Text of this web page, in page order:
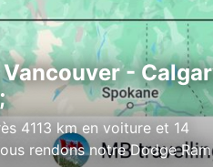
-
4113 km en voiture et 14
rendons notre Dodge Ram